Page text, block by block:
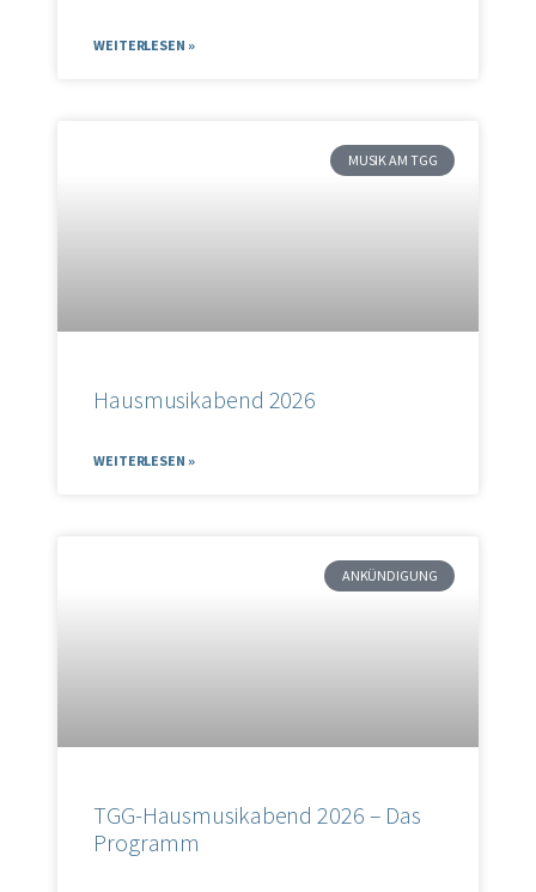
WEITERLESEN »
MUSIK AM TGG
Hausmusikabend 2026
WEITERLESEN »
ANKÜNDIGUNG
TGG-Hausmusikabend 2026 – Das
Programm